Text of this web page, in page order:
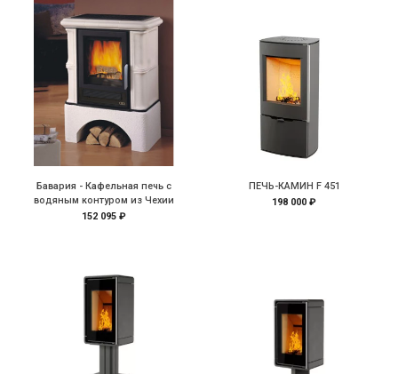
Бавария - Кафельная печь с
водяным контуром из Чехии
152 095 ₽
ПЕЧЬ-КАМИН F 451
198 000 ₽